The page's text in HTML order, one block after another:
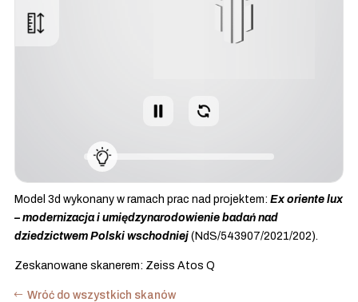
Model 3d wykonany w ramach prac nad projektem: Ex oriente lux
– modernizacja i umiędzynarodowienie badań nad
dziedzictwem Polski wschodniej (NdS/543907/2021/202).
Zeskanowane skanerem: Zeiss Atos Q
Wróć do wszystkich skanów